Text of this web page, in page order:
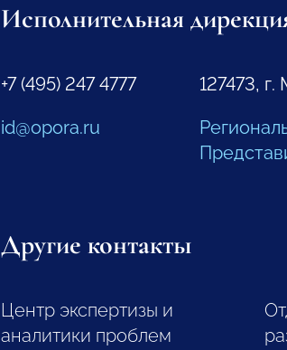
Исполнительная
+7 (495) 247 4777
id@opora.ru
127473,
Другие контакты
Центр экспертизы и
аналитики проблем